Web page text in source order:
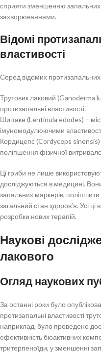
сприяти зменшенню запальних
захворюваннями.
Відомі
властивості
Серед відомих
Трутовик лаковий (Ganoderma
протизапальні властивості.
Шиітаке (Lentinula edodes) –
імуномодулюючими
Кордицепс (Cordyceps
поліпшення фізичної
Ці гриби не лише
досліджуються в медицині.
запальних маркерів, поліпшити
загальний стан здоров’я. Усі ці
розробки нових терапій.
Наукові
лакового
Огляд наукових
За останні роки було
протизапальні властивості
наприклад, було проведено
ефективність біоактивних
тритерпеноїди, у зменшенні